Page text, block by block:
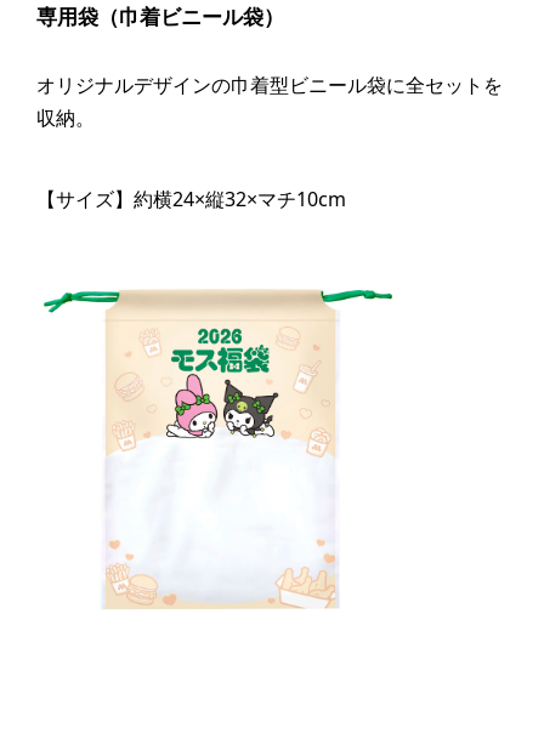
専用袋（巾着ビニール袋）
オリジナルデザインの巾着型ビニール袋に全セットを
収納。
【サイズ】約横24×縦32×マチ10cm